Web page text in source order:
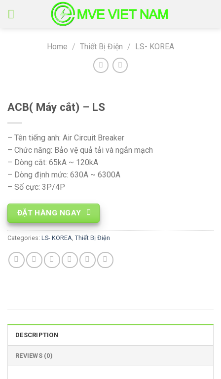
Home / Thiết Bị Điện / LS- KOREA
ACB( Máy cắt) – LS
– Tên tiếng anh: Air Circuit Breaker
– Chức năng: Bảo vệ quả tải và ngắn mạch
– Dòng cắt: 65kA ~ 120kA
– Dòng định mức: 630A ~ 6300A
– Số cực: 3P/4P
ĐẶT HÀNG NGAY
Categories: LS- KOREA, Thiết Bị Điện
DESCRIPTION
REVIEWS (0)